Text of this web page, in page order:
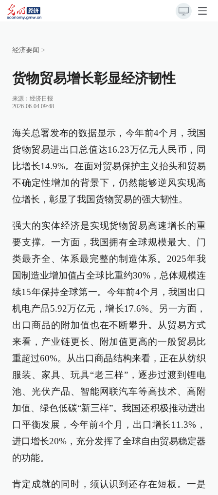
经济要闻 >
货物贸易增长彰显经济韧性
来源： 经济日报
2026-06-04 09:48
海关总署发布的数据显示，今年前4个月，我国
货物贸易进出口总值达16.23万亿元人民币，同
比增长14.9%。在面对贸易保护主义抬头和贸易
不确定性增加的背景下，仍然能够逆风实现高
位增长，彰显了我国货物贸易的强大韧性。
强大的实体经济是实现货物贸易高速增长的重
要支撑。一方面，我国拥有全球规模最大、门
类最齐全、体系最完整的制造体系。2025年我
国制造业增加值占全球比重约30%，总体规模连
续15年保持全球第一。今年前4个月，我国出口
机电产品5.92万亿元，增长17.6%。另一方面，
出口商品的附加值也在不断攀升。从贸易方式
来看，产业链更长、附加值更高的一般贸易比
重超过60%。从出口商品结构来看，正在从纺织
服装、家具、玩具“老三样”，逐步过渡到锂电
池、光伏产品、智能网联汽车等高技术、高附
加值、绿色低碳“新三样”。我国还积极推动进出
口平衡发展，今年前4个月，出口增长11.3%，
进口增长20%，充分发挥了全球自由贸易稳定器
的功能。
肯定成就的同时，须认识到还存在短板。一是